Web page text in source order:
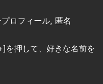
ロフィール, 匿名
を押して、好きな名前を